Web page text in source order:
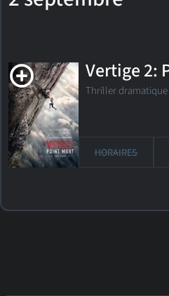
Vertige 2:
Thriller dramatique
HORAIRES